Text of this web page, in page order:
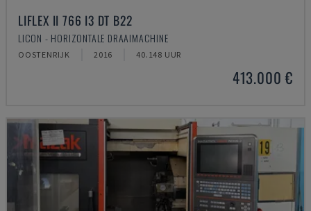
LIFLEX II 766 I3 DT B22
LICON - HORIZONTALE DRAAIMACHINE
OOSTENRIJK 2016 40.148 UUR
413.000 €